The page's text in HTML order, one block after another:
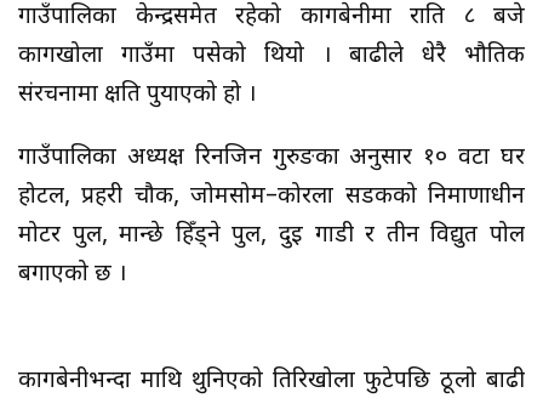
गाउँपालिका केन्द्रसमेत रहेको कागबेनीमा राति ८ बजे
कागखोला गाउँमा पसेको थियो । बाढीले धेरै भौतिक
संरचनामा क्षति पुर्याएको हो ।
गाउँपालिका अध्यक्ष रिनजिन गुरुङका अनुसार १० वटा घर
होटल, प्रहरी चौक, जोमसोम–कोरला सडकको निर्माणाधीन
मोटर पुल, मान्छे हिँड्ने पुल, दुई गाडी र तीन विद्युत पोल
बगाएको छ ।
कागबेनीभन्दा माथि थुनिएको तिरिखोला फुटेपछि ठूलो बाढी